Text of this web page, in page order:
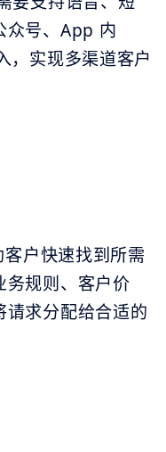
众号、App 内
，实现多渠道客户
户快速找到所需
务规则、客户价
求分配给合适的